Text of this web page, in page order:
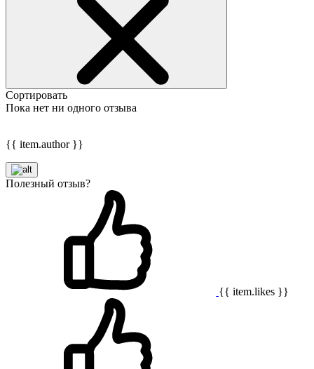
Сортировать
Пока нет ни одного отзыва
{{ item.author }}
Полезный отзыв?
{{ item.likes }}